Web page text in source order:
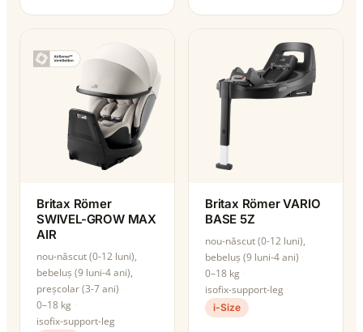
Britax Römer
SWIVEL-GROW MAX
AIR
nou-născut (0-12 luni),
bebeluș (9 luni-4 ani),
preșcolar (3-7 ani)
0–18 kg
isofix-support-leg
Britax Römer VARIO
BASE 5Z
nou-născut (0-12 luni),
bebeluș (9 luni-4 ani)
0–18 kg
isofix-support-leg
i-Size